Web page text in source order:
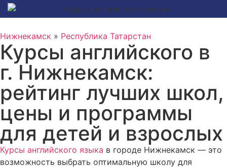
Нижнекамск » Республика Татарстан
Курсы английского в
г. Нижнекамск:
рейтинг лучших школ,
цены и программы
для детей и взрослых
Курсы английского языка в городе Нижнекамск — это
возможность выбрать оптимальную школу для